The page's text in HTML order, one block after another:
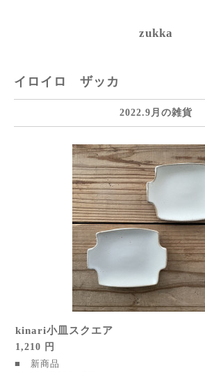
zukka
イロイロ ザッカ
2022.9月の雑貨
kinari小皿スクエア
1,210 円
■ 新商品